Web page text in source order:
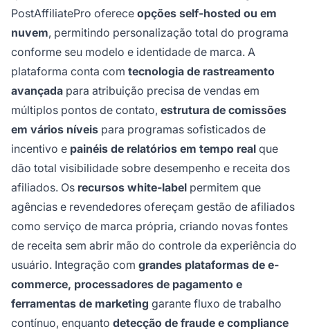
PostAffiliatePro oferece opções self-hosted ou em
nuvem, permitindo personalização total do programa
conforme seu modelo e identidade de marca. A
plataforma conta com tecnologia de rastreamento
avançada para atribuição precisa de vendas em
múltiplos pontos de contato, estrutura de comissões
em vários níveis para programas sofisticados de
incentivo e painéis de relatórios em tempo real que
dão total visibilidade sobre desempenho e receita dos
afiliados. Os recursos white-label permitem que
agências e revendedores ofereçam gestão de afiliados
como serviço de marca própria, criando novas fontes
de receita sem abrir mão do controle da experiência do
usuário. Integração com grandes plataformas de e-
commerce, processadores de pagamento e
ferramentas de marketing garante fluxo de trabalho
contínuo, enquanto detecção de fraude e compliance